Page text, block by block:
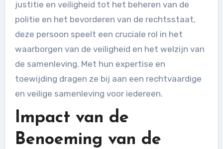
justitie en veiligheid tot het beheren van de
politie en het bevorderen van de rechtsstaat,
deze persoon speelt een cruciale rol in het
waarborgen van de veiligheid en het welzijn van
de samenleving. Met hun expertise en
toewijding dragen ze bij aan een rechtvaardige
en veilige samenleving voor iedereen.
Impact van de
Benoeming van de